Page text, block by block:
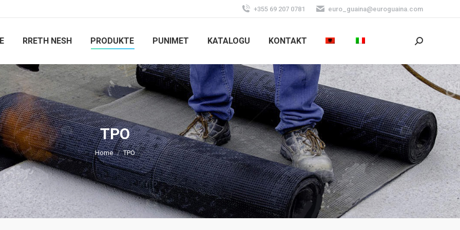
+355 69 207 0781 euro_guaina@euroguaina.com
RRETH NESH PRODUKTE PUNIMET KATALOGU KONTAKT Search:
TPO
You are here:
Home TPO